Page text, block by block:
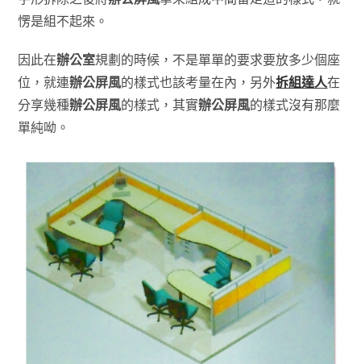
愣是組不起來。
因此在辦公室規劃的時候，不是單單的要求要放多少個座
位，就連辦公屏風的樣式也該考量在內，另外拆組達人在
分享幾種辦公屏風的樣式，其實辦公屏風的樣式沒有那麼
單純呦。